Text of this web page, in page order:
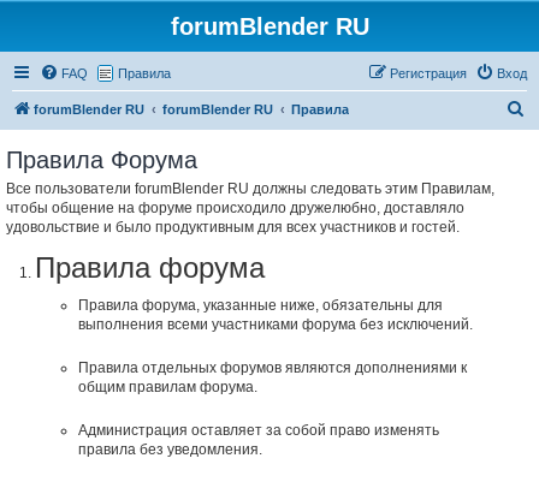
forumBlender RU
FAQ Правила Вход
Регистрация
forumBlender RU forumBlender RU Правила
Правила Форума
Все пользователи forumBlender RU должны следовать этим Правилам,
чтобы общение на форуме происходило дружелюбно, доставляло
удовольствие и было продуктивным для всех участников и гостей.
Правила форума
Правила форума, указанные ниже, обязательны для
выполнения всеми участниками форума без исключений.
Правила отдельных форумов являются дополнениями к
общим правилам форума.
Администрация оставляет за собой право изменять
правила без уведомления.